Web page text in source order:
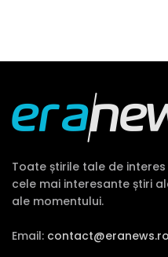
Toate știrile tale de
cele mai interesante știri
ale momentului.
Email: contact@eranews.ro